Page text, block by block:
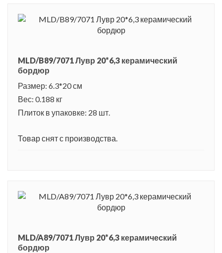
MLD/B89/7071 Лувр 20*6,3 керамический
бордюр
Размер: 6.3*20 см
Вес: 0.188 кг
Плиток в упаковке: 28 шт.
Товар снят с производства.
MLD/A89/7071 Лувр 20*6,3 керамический
бордюр